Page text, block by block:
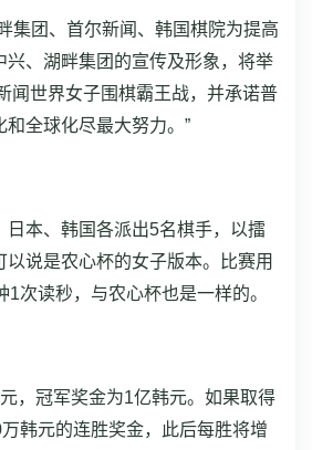
集团、首尔新闻、韩国棋院为提高
兴、湖畔集团的宣传及形象，将举
闻世界女子围棋霸王战，并承诺普
全球化尽最大努力。”
日本、韩国各派出5名棋手，以擂
以说是农心杯的女子版本。比赛用
1次读秒，与农心杯也是一样的。
，冠军奖金为1亿韩元。如果取得
韩元的连胜奖金，此后每胜将增